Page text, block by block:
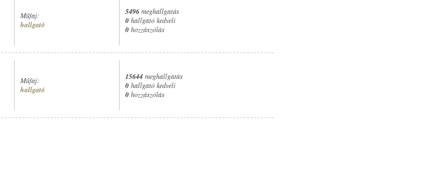
Műfaj:
hallgató
5496 meghallgatás
0 hallgató kedveli
0 hozzászólás
Műfaj:
hallgató
15644 meghallgatás
0 hallgató kedveli
0 hozzászólás